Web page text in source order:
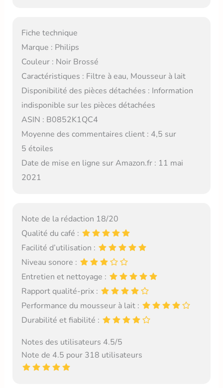
Fiche technique
Marque : Philips
Couleur : Noir Brossé
Caractéristiques : Filtre à eau, Mousseur à lait
Disponibilité des pièces détachées : Information
indisponible sur les pièces détachées
ASIN : B0852K1QC4
Moyenne des commentaires client : 4,5 sur
5 étoiles
Date de mise en ligne sur Amazon.fr : 11 mai
2021
Note de la rédaction 18/20
Qualité du café :
Facilité d’utilisation :
Niveau sonore :
Entretien et nettoyage :
Rapport qualité-prix :
Performance du mousseur à lait :
Durabilité et fiabilité :
Notes des utilisateurs 4.5/5
Note de 4.5 pour 318 utilisateurs